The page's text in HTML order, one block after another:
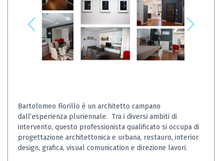
Bartolomeo Fiorillo è un architetto campano
dall’esperienza pluriennale. Tra i diversi ambiti di
intervento, questo professionista qualificato si occupa di
progettazione architettonica e urbana, restauro, interior
design, grafica, visual comunication e direzione lavori.